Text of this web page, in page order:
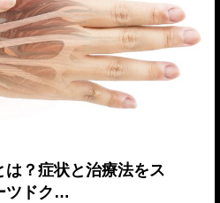
？症状と治療法をス
ツドク…